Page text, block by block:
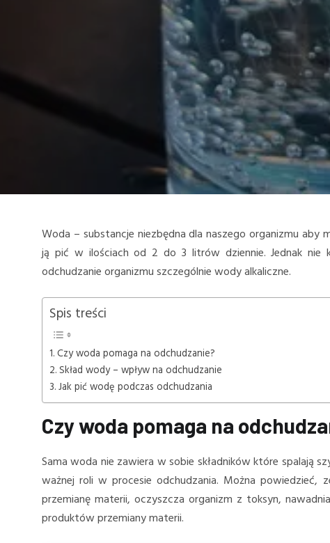
Woda – substancje niezbędna dla naszego organizmu aby
ją pić w ilościach od 2 do 3 litrów dziennie. Jednak
odchudzanie organizmu szczególnie wody alkaliczne.
Spis treści
Czy woda pomaga na odchudzanie?
Skład wody – wpływ na odchudzanie
Jak pić wodę podczas odchudzania
Czy woda pomaga na
Sama woda nie zawiera w sobie składników które spalają
ważnej roli w procesie odchudzania. Można powiedzieć,
przemianę materii, oczyszcza organizm z toksyn,
produktów przemiany materii.